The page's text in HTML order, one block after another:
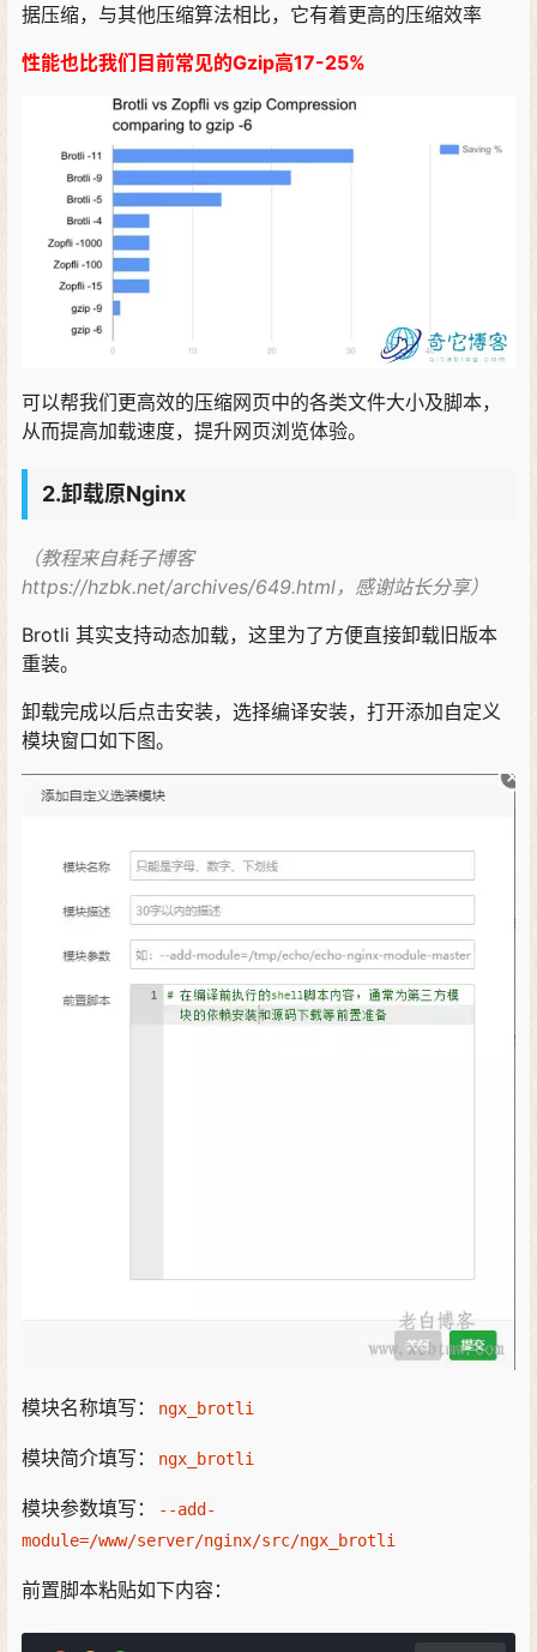
据压缩，与其他压缩算法相比，它有着更高的压缩效率
性能也比我们目前常见的Gzip高17-25%
可以帮我们更高效的压缩网页中的各类文件大小及脚本，
从而提高加载速度，提升网页浏览体验。
2.卸载原Nginx
（教程来自耗子博客
https://hzbk.net/archives/649.html，感谢站长分享）
Brotli 其实支持动态加载，这里为了方便直接卸载旧版本
重装。
卸载完成以后点击安装，选择编译安装，打开添加自定义
模块窗口如下图。
模块名称填写： ngx_brotli
模块简介填写： ngx_brotli
模块参数填写：
--add-
module=/www/server/nginx/src/ngx_brotli
前置脚本粘贴如下内容：